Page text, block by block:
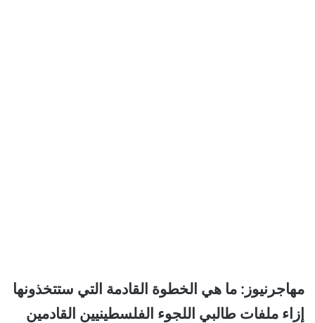
مهاجرنيوز: ما هي الخطوة القادمة التي ستتخذونها
إزاء ملفات طالبي اللجوء الفلسطينيين القادمين